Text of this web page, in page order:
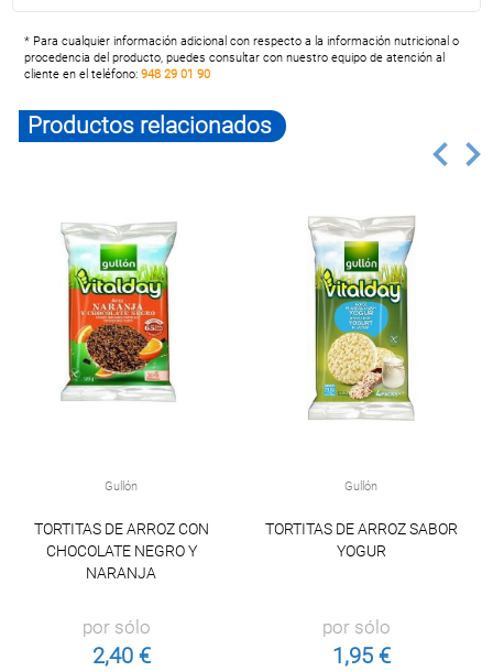
* Para cualquier información adicional con respecto a la información nutricional o
procedencia del producto, puedes consultar con nuestro equipo de atención al
cliente en el teléfono:948 29 01 90
Productos relacionados
Gullón
TORTITAS DE ARROZ CON
CHOCOLATE NEGRO Y
NARANJA
por sólo
2,40 €
Gullón
TORTITAS DE ARROZ SABOR
YOGUR
por sólo
1,95 €